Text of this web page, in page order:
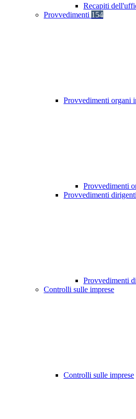
Recapiti
Provvedimenti 154
Provvedimenti organi
Provvedimenti
Provvedimenti
Provvedimenti
Controlli sulle imprese
Controlli sulle imprese